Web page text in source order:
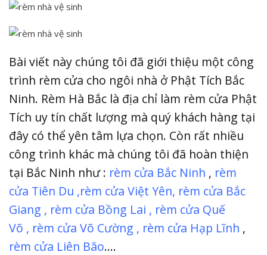
Bài viết này chúng tôi đã giới thiệu một công
trình rèm cửa cho ngôi nhà ở Phật Tích Bắc
Ninh. Rèm Hà Bắc là địa chỉ làm rèm cửa Phật
Tích uy tín chất lượng mà quý khách hàng tại
đây có thể yên tâm lựa chọn. Còn rất nhiều
công trình khác mà chúng tôi đã hoàn thiện
tại Bắc Ninh như : rèm cửa Bắc Ninh , rèm
cửa Tiên Du ,rèm cửa Việt Yên, rèm cửa Bắc
Giang , rèm cửa Bồng Lai , rèm cửa Quế
Võ , rèm cửa Võ Cường , rèm cửa Hạp Lĩnh ,
rèm cửa Liên Bão….